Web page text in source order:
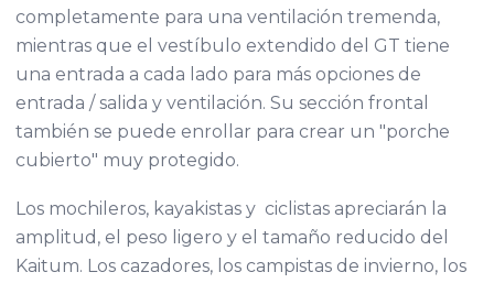
completamente para una ventilación tremenda,
mientras que el vestíbulo extendido del GT tiene
una entrada a cada lado para más opciones de
entrada / salida y ventilación. Su sección frontal
también se puede enrollar para crear un "porche
cubierto" muy protegido.
Los mochileros, kayakistas y ciclistas apreciarán la
amplitud, el peso ligero y el tamaño reducido del
Kaitum. Los cazadores, los campistas de invierno, los